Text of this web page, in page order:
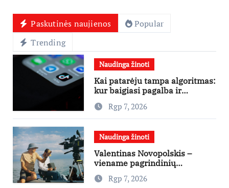
Paskutinės naujienos
Popular
Trending
Naudinga žinoti
Kai patarėju tampa algoritmas:
kur baigiasi pagalba ir
prasideda reklama?
Rgp 7, 2026
Naudinga žinoti
Valentinas Novopolskis –
viename pagrindinių
vaidmenų penkių šalių filme
„Nugalėtoja“: Lietuvos kino
Rgp 7, 2026